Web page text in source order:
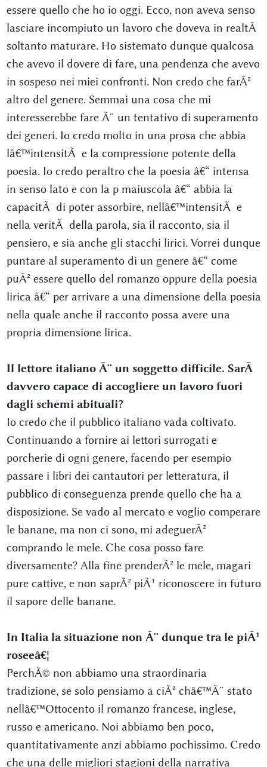
essere quello che ho io oggi. Ecco, non aveva senso
lasciare incompiuto un lavoro che doveva in realtÃ
soltanto maturare. Ho sistemato dunque qualcosa
che avevo il dovere di fare, una pendenza che avevo
in sospeso nei miei confronti. Non credo che farÃ²
altro del genere. Semmai una cosa che mi
interesserebbe fare Ã¨ un tentativo di superamento
dei generi. Io credo molto in una prosa che abbia
lâ€™intensitÃ e la compressione potente della
poesia. Io credo peraltro che la poesia â€“ intensa
in senso lato e con la p maiuscola â€“ abbia la
capacitÃ di poter assorbire, nellâ€™intensitÃ e
nella veritÃ della parola, sia il racconto, sia il
pensiero, e sia anche gli stacchi lirici. Vorrei dunque
puntare al superamento di un genere â€“ come
puÃ² essere quello del romanzo oppure della poesia
lirica â€“ per arrivare a una dimensione della poesia
nella quale anche il racconto possa avere una
propria dimensione lirica.
Il lettore italiano Ã¨ un soggetto difficile. SarÃ
davvero capace di accogliere un lavoro fuori
dagli schemi abituali?
Io credo che il pubblico italiano vada coltivato.
Continuando a fornire ai lettori surrogati e
porcherie di ogni genere, facendo per esempio
passare i libri dei cantautori per letteratura, il
pubblico di conseguenza prende quello che ha a
disposizione. Se vado al mercato e voglio comperare
le banane, ma non ci sono, mi adeguerÃ²
comprando le mele. Che cosa posso fare
diversamente? Alla fine prenderÃ² le mele, magari
pure cattive, e non saprÃ² piÃ¹ riconoscere in futuro
il sapore delle banane.
In Italia la situazione non Ã¨ dunque tra le piÃ¹
roseeâ€¦
PerchÃ© non abbiamo una straordinaria
tradizione, se solo pensiamo a ciÃ² châ€™Ã¨ stato
nellâ€™Ottocento il romanzo francese, inglese,
russo e americano. Noi abbiamo ben poco,
quantitativamente anzi abbiamo pochissimo. Credo
che una delle migliori stagioni della narrativa